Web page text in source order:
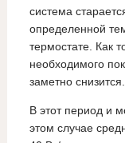
система
определенной
термостате. Как
необходимого
заметно снизится.
В этот период и
этом случае